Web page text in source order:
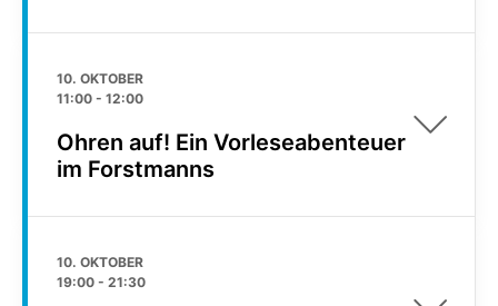
10. OKTOBER
11:00 - 12:00
Ohren auf! Ein Vorleseabenteuer
im Forstmanns
10. OKTOBER
19:00 - 21:30